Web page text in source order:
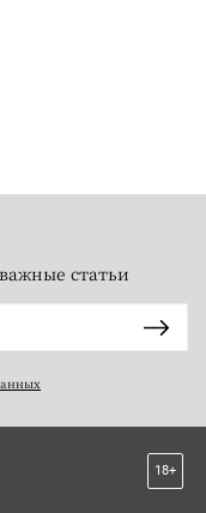
статьи
18+